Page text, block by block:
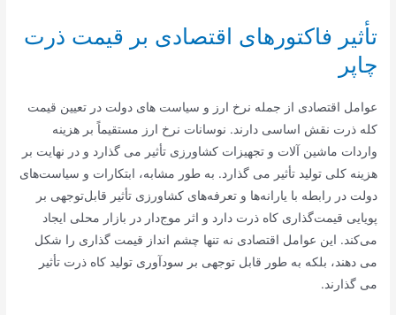
تأثیر فاکتورهای اقتصادی بر قیمت ذرت
چاپر
عوامل اقتصادی از جمله نرخ ارز و سیاست های دولت در تعیین قیمت
کله ذرت نقش اساسی دارند. نوسانات نرخ ارز مستقیماً بر هزینه
واردات ماشین آلات و تجهیزات کشاورزی تأثیر می گذارد و در نهایت بر
هزینه کلی تولید تأثیر می گذارد. به طور مشابه، ابتکارات و سیاست‌های
دولت در رابطه با یارانه‌ها و تعرفه‌های کشاورزی تأثیر قابل‌توجهی بر
پویایی قیمت‌گذاری کاه ذرت دارد و اثر موج‌دار در بازار محلی ایجاد
می‌کند. این عوامل اقتصادی نه تنها چشم انداز قیمت گذاری را شکل
می دهند، بلکه به طور قابل توجهی بر سودآوری تولید کاه ذرت تأثیر
می گذارند.